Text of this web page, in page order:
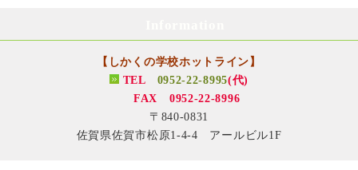
【しかくの学校ホットライン】
TEL 0952-22-8995(代)
FAX 0952-22-8996
〒840-0831
佐賀県佐賀市松原1-4-4 アールビル1F